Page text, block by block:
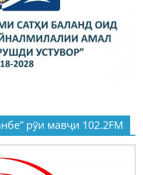
рӯи мавҷи 102.2FM